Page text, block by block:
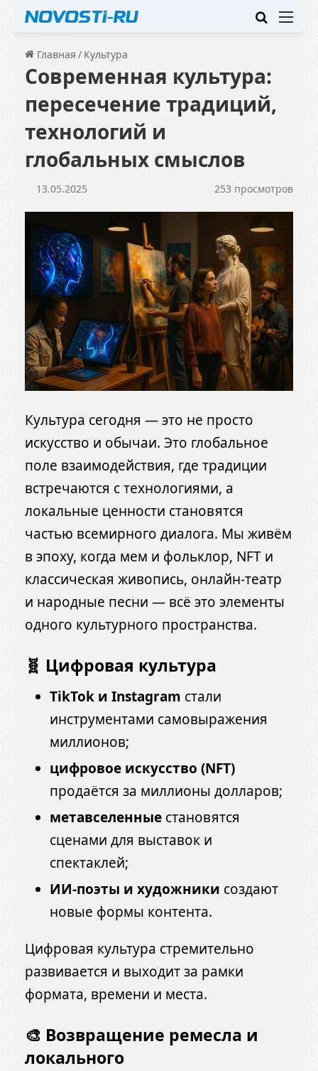
Искать
Главная / Культура
Современная культура:
пересечение традиций,
технологий и
глобальных смыслов
13.05.2025 253 просмотров
Культура сегодня — это не просто
искусство и обычаи. Это глобальное
поле взаимодействия, где традиции
встречаются с технологиями, а
локальные ценности становятся
частью всемирного диалога. Мы живём
в эпоху, когда мем и фольклор, NFT и
классическая живопись, онлайн-театр
и народные песни — всё это элементы
одного культурного пространства.
🧬 Цифровая культура
TikTok и Instagram стали
инструментами самовыражения
миллионов;
цифровое искусство (NFT)
продаётся за миллионы долларов;
метавселенные становятся
сценами для выставок и
спектаклей;
ИИ-поэты и художники создают
новые формы контента.
Цифровая культура стремительно
развивается и выходит за рамки
формата, времени и места.
🎨 Возвращение ремесла и
локального